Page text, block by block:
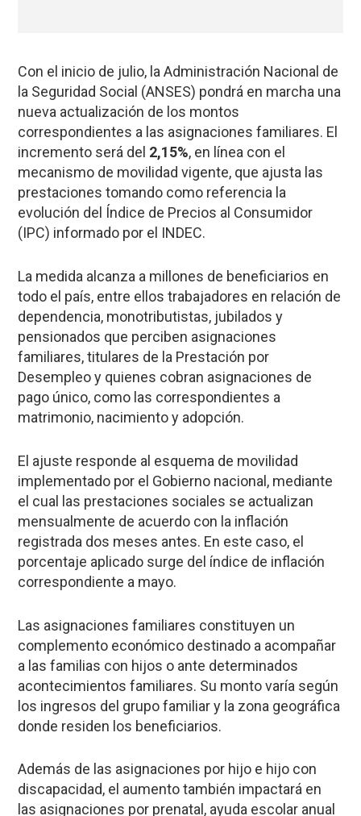
Con el inicio de julio, la Administración Nacional de
la Seguridad Social (ANSES) pondrá en marcha una
nueva actualización de los montos
correspondientes a las asignaciones familiares. El
incremento será del 2,15%, en línea con el
mecanismo de movilidad vigente, que ajusta las
prestaciones tomando como referencia la
evolución del Índice de Precios al Consumidor
(IPC) informado por el INDEC.
La medida alcanza a millones de beneficiarios en
todo el país, entre ellos trabajadores en relación de
dependencia, monotributistas, jubilados y
pensionados que perciben asignaciones
familiares, titulares de la Prestación por
Desempleo y quienes cobran asignaciones de
pago único, como las correspondientes a
matrimonio, nacimiento y adopción.
El ajuste responde al esquema de movilidad
implementado por el Gobierno nacional, mediante
el cual las prestaciones sociales se actualizan
mensualmente de acuerdo con la inflación
registrada dos meses antes. En este caso, el
porcentaje aplicado surge del índice de inflación
correspondiente a mayo.
Las asignaciones familiares constituyen un
complemento económico destinado a acompañar
a las familias con hijos o ante determinados
acontecimientos familiares. Su monto varía según
los ingresos del grupo familiar y la zona geográfica
donde residen los beneficiarios.
Además de las asignaciones por hijo e hijo con
discapacidad, el aumento también impactará en
las asignaciones por prenatal, ayuda escolar anual